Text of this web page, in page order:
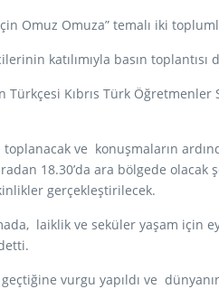
Omuz Omuza” temalı iki
katılımıyla basın toplantısı
Türkçesi Kıbrıs Türk
toplanacak ve konuşmaların
18.30’da ara bölgede
gerçekleştirilecek.
laiklik ve seküler yaşam
geçtiğine vurgu yapıldı ve